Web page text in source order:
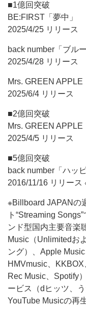
■1億回突破
BE:FIRST「夢中」
2025/4/25 リリース
back number「ブル
2025/4/28 リリース
Mrs. GREEN APPLE
2025/6/4 リリース
■2億回突破
Mrs. GREEN APPLE
2025/4/5 リリース
■5億回突破
back number「ハッ
2016/11/16 リリース
※Billboard JAPANの
ト“Streaming
ンド型国内主要音楽
Music（Unlimitedお
ング）、Apple
HMVmusic、KKBOX
Rec Music、Spotify
ービス（dヒッツ、
YouTube Musicの再